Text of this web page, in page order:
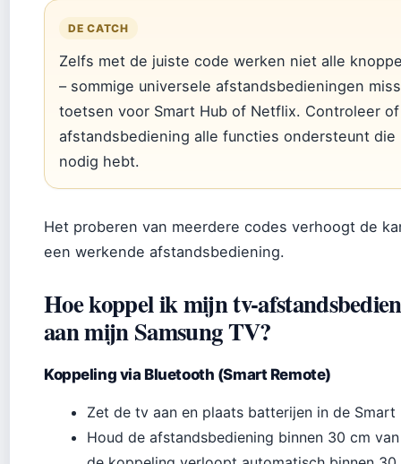
DE CATCH
Zelfs met de juiste code werken niet alle
– sommige universele afstandsbedieningen
toetsen voor Smart Hub of Netflix. Controleer
afstandsbediening alle functies ondersteunt die
nodig hebt.
Het proberen van meerdere codes verhoogt de
een werkende afstandsbediening.
Hoe koppel ik mijn tv-
aan mijn Samsung TV?
Koppeling via Bluetooth (Smart Remote)
Zet de tv aan en plaats batterijen in de Smart
Houd de afstandsbediening binnen 30 cm